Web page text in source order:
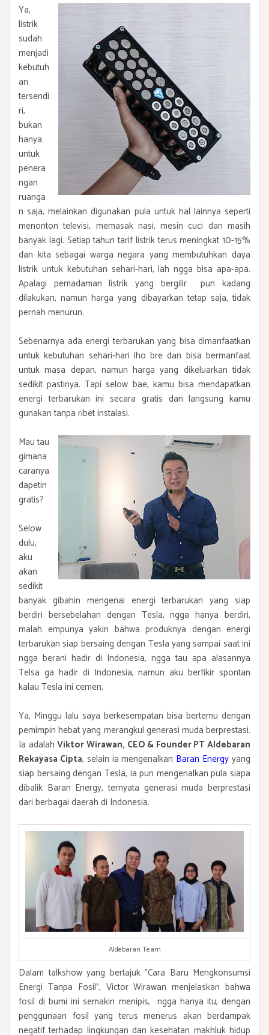
Ya,
listrik
sudah
menjadi
kebutuh
an
tersendi
ri,
bukan
hanya
untuk
penera
ngan
ruanga
n saja, melainkan digunakan pula untuk hal lainnya seperti
menonton televisi, memasak nasi, mesin cuci dan masih
banyak lagi. Setiap tahun tarif listrik terus meningkat 10-15%
dan kita sebagai warga negara yang membutuhkan daya
listrik untuk kebutuhan sehari-hari, lah ngga bisa apa-apa.
Apalagi pemadaman listrik yang bergilir pun kadang
dilakukan, namun harga yang dibayarkan tetap saja, tidak
pernah menurun.
Sebenarnya ada energi terbarukan yang bisa dimanfaatkan
untuk kebutuhan sehari-hari lho bre dan bisa bermanfaat
untuk masa depan, namun harga yang dikeluarkan tidak
sedikit pastinya. Tapi selow bae, kamu bisa mendapatkan
energi terbarukan ini secara gratis dan langsung kamu
gunakan tanpa ribet instalasi.
Mau tau
gimana
caranya
dapetin
gratis?
Selow
dulu,
aku
akan
sedikit
banyak gibahin mengenai energi terbarukan yang siap
berdiri bersebelahan dengan Tesla, ngga hanya berdiri,
malah empunya yakin bahwa produknya dengan energi
terbarukan siap bersaing dengan Tesla yang sampai saat ini
ngga berani hadir di Indonesia, ngga tau apa alasannya
Telsa ga hadir di Indonesia, namun aku berfikir spontan
kalau Tesla ini cemen.
Ya, Minggu lalu saya berkesempatan bisa bertemu dengan
pemimpin hebat yang merangkul generasi muda berprestasi.
Ia adalahViktor Wirawan, CEO & Founder PT Aldebaran
Rekayasa Cipta, selain ia mengenalkan Baran Energy yang
siap bersaing dengan Tesla, ia pun mengenalkan pula siapa
dibalik Baran Energy, ternyata generasi muda berprestasi
dari berbagai daerah di Indonesia.
Aldebaran Team
Dalam talkshow yang bertajuk "Cara Baru Mengkonsumsi
Energi Tanpa Fosil", Victor Wirawan menjelaskan bahwa
fosil di bumi ini semakin menipis, ngga hanya itu, dengan
penggunaan fosil yang terus menerus akan berdampak
negatif terhadap lingkungan dan kesehatan makhluk hidup